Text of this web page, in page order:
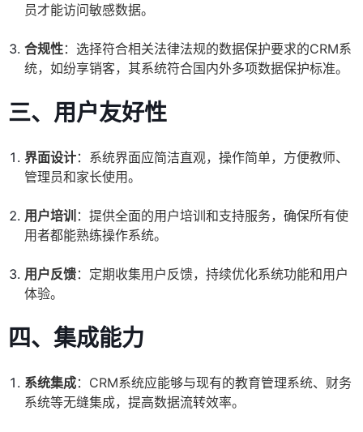
员才能访问敏感数据。
合规性：选择符合相关法律法规的数据保护要求的CRM系
统，如纷享销客，其系统符合国内外多项数据保护标准。
三、用户友好性
界面设计：系统界面应简洁直观，操作简单，方便教师、
管理员和家长使用。
用户培训 ：提供全面的用户培训和支持服务，确保所有使
用者都能熟练操作系统。
用户反馈：定期收集用户反馈，持续优化系统功能和用户
体验。
四、集成能力
系统集成：CRM系统应能够与现有的教育管理系统、财务
系统等无缝集成，提高数据流转效率。